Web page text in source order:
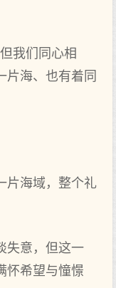
我们同心相
片海、也有着同
片海域，整个礼
失意，但这一
怀希望与憧憬